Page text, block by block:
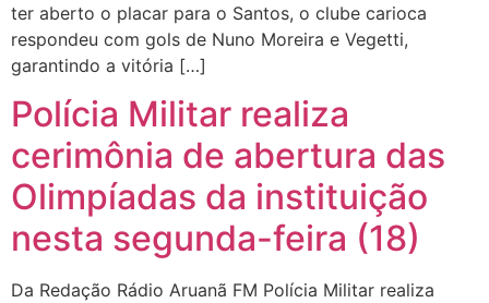
ter aberto o placar para o Santos, o clube carioca
respondeu com gols de Nuno Moreira e Vegetti,
garantindo a vitória […]
Polícia Militar realiza
cerimônia de abertura das
Olimpíadas da instituição
nesta segunda-feira (18)
Da Redação Rádio Aruanã FM Polícia Militar realiza